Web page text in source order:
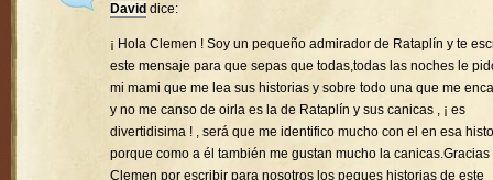
David dice:
¡ Hola Clemen ! Soy un pequeño admirador de Rataplín y te
este mensaje para que sepas que todas,todas las noches le
mi mami que me lea sus historias y sobre todo una que me
y no me canso de oirla es la de Rataplín y sus canicas , ¡ es
divertidisima ! , será que me identifico mucho con el en esa
porque como a él también me gustan mucho la canicas.Gracias
Clemen por escribir para nosotros los peques historias de este